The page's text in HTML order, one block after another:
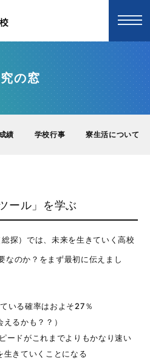
の窓
績 学校行事 寮生活について
ール」を学ぶ
探）では、未来を生きていく高校
なのか？をまず最初に伝えまし
いる確率はおよそ27％
るかも？？）
ードがこれまでよりもかなり速い
きていくことになる